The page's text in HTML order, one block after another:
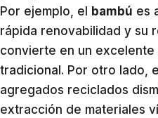
Por ejemplo, el
bambú es
rápida renovabilidad y su
convierte en un excelente
tradicional. Por otro lado, el
agregados reciclados
extracción de materiales